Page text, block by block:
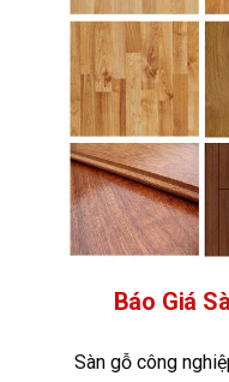
Báo Giá
Sàn gỗ công